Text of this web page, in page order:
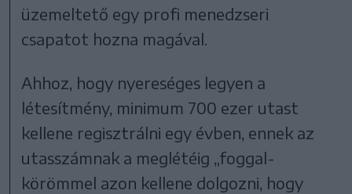
üzemeltető egy profi menedzseri
csapatot hozna magával.
Ahhoz, hogy nyereséges legyen a
létesítmény, minimum 700 ezer utast
kellene regisztrálni egy évben, ennek az
utasszámnak a meglétéig „foggal-
körömmel azon kellene dolgozni, hogy